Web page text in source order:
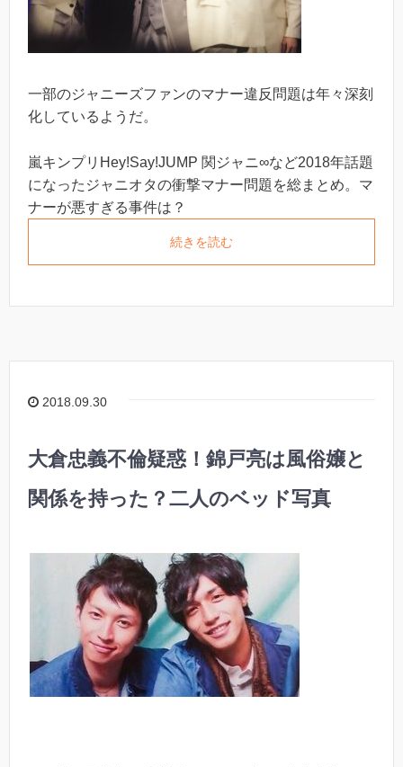
一部のジャニーズファンのマナー違反問題は年々深刻
化しているようだ。
嵐キンプリHey!Say!JUMP 関ジャニ∞など2018年話題
になったジャニオタの衝撃マナー問題を総まとめ。マ
ナーが悪すぎる事件は？
続きを読む
2018.09.30
大倉忠義不倫疑惑！錦戸亮は風俗嬢と
関係を持った？二人のベッド写真